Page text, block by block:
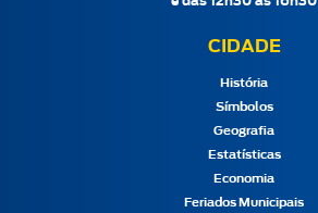
CIDADE
História
Símbolos
Geografia
Estatísticas
Economia
Feriados Municipais